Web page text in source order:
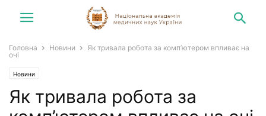
Головна Новини
Як тривала робота за комп’ютером впливає на
очі
Новини
Як тривала робота за